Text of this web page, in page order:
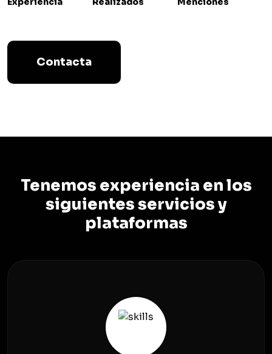
Contacta
Tenemos experiencia en los
siguientes servicios y
plataformas